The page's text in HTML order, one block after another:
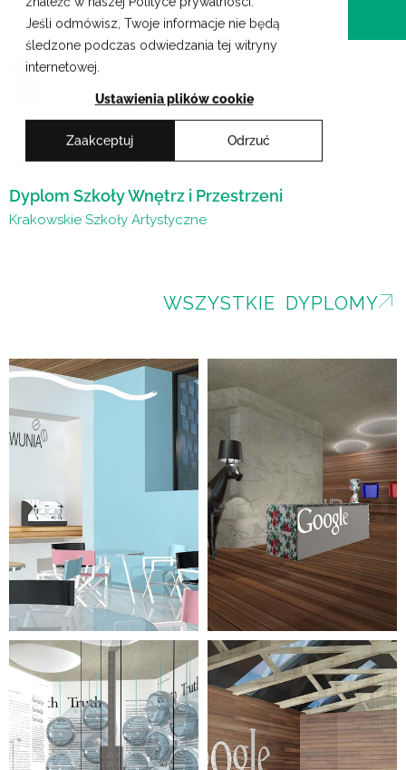
Jeśli odmówisz, Twoje informacje nie będą
śledzone podczas odwiedzania tej witryny
internetowej.
Ustawienia plików cookie
Zaakceptuj Odrzuć
Przejdź
treści
Krakowskie Szkoły Artystyczne
Katarzyna Głos
Dyplom Szkoły Wnętrz i Przestrzeni
Krakowskie Szkoły Artystyczne
WSZYSTKIE DYPLOMY